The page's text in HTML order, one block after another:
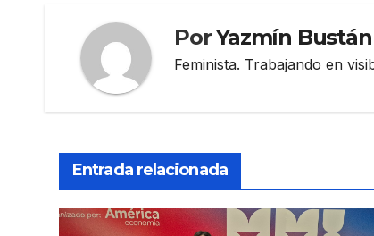
PorYazmín Bustán
Feminista. Trabajando en
Entrada relacionada